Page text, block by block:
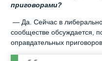
приговорами?
— Да. Сейчас в
сообществе обсуждается,
оправдательных приговоров.